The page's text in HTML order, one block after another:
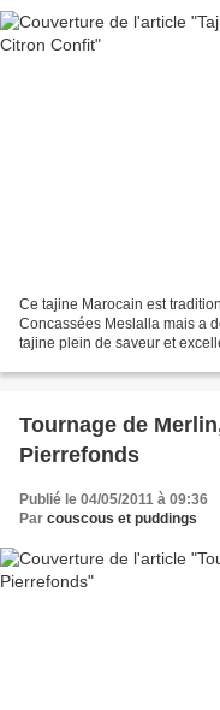
Ce tajine Marocain est
Concassées Meslalla mais a
tajine plein de saveur et
Tournage de
Pierrefonds
Publié le 04/05/2011 à 09:36
Par couscous et puddings